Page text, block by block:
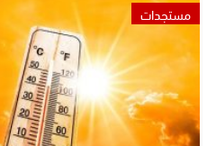
مستجدات